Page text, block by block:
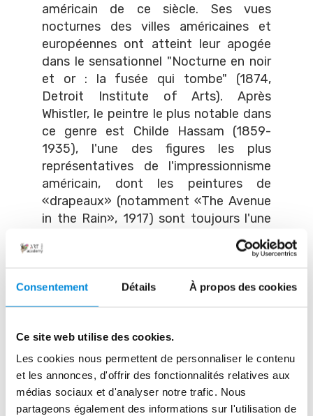
Consentement Détails À propos des cookies
Ce site web utilise des cookies.
Les cookies nous permettent de personnaliser le contenu
et les annonces, d'offrir des fonctionnalités relatives aux
médias sociaux et d'analyser notre trafic. Nous
partageons également des informations sur l'utilisation de
américain de ce siècle. Ses vues
nocturnes des villes américaines et
européennes ont atteint leur apogée
dans le sensationnel "Nocturne en noir
et or : la fusée qui tombe" (1874,
Detroit Institute of Arts). Après
Whistler, le peintre le plus notable dans
ce genre est Childe Hassam (1859-
1935), l'une des figures les plus
représentatives de l'impressionnisme
américain, dont les peintures de
«drapeaux» (notamment «The Avenue
in the Rain», 1917) sont toujours l'une
des images les plus facilement
identifiables de la peinture américaine.
peinture de paysage urbain est atteint
avec l'apparition de "Ashcan School". Il
américains axés sur la représentation
de la vie quotidienne au début du 19e
siècle à New York. Le premier leader de
cette génération d'artistes était Robert
Henri, créateur d'œuvres